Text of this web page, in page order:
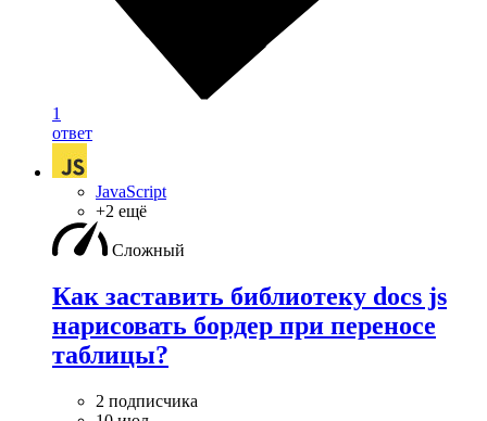
1
ответ
JavaScript
+2 ещё
Сложный
Как заставить библиотеку docs js
нарисовать бордер при переносе
таблицы?
2 подписчика